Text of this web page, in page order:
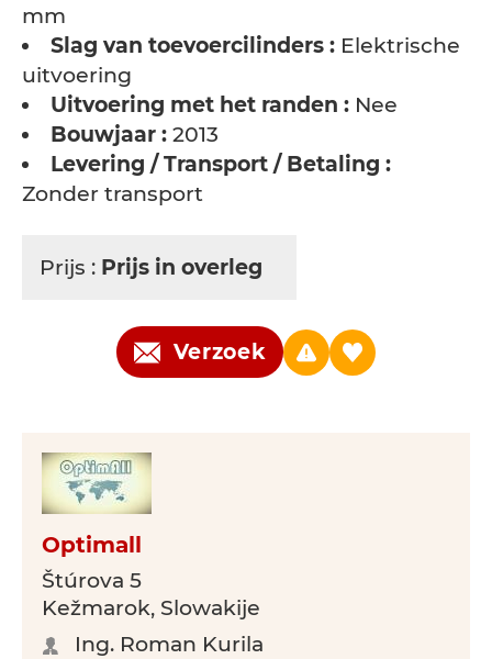
mm
Slag van toevoercilinders : Elektrische
uitvoering
Uitvoering met het randen : Nee
Bouwjaar : 2013
Levering / Transport / Betaling :
Zonder transport
Prijs : Prijs in overleg
Verzoek
Optimall
Štúrova 5
Kežmarok, Slowakije
Ing. Roman Kurila